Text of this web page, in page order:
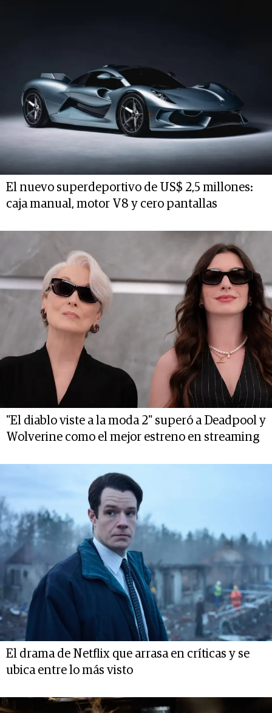
El nuevo superdeportivo de US$ 2,5 millones:
caja manual, motor V8 y cero pantallas
"El diablo viste a la moda 2" superó a Deadpool y
Wolverine como el mejor estreno en streaming
El drama de Netflix que arrasa en críticas y se
ubica entre lo más visto